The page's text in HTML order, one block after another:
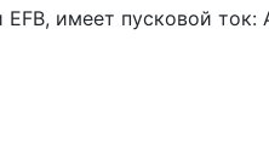
имеет пусковой